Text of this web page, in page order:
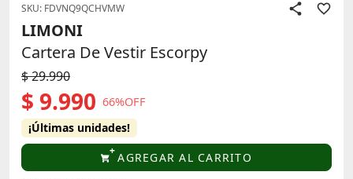
SKU: FDVNQ9QCHVMW
LIMONI
Cartera De Vestir Escorpy
$ 29.990
$ 9.990 66%OFF
¡Últimas unidades!
AGREGAR AL CARRITO